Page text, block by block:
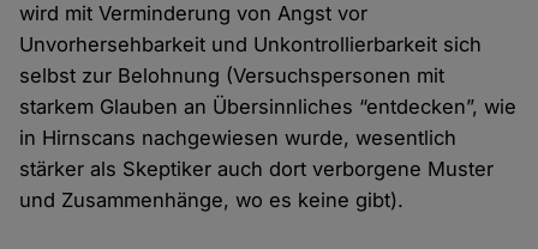
wird mit Verminderung von Angst vor
Unvorhersehbarkeit und Unkontrollierbarkeit sich
selbst zur Belohnung (Versuchspersonen mit
starkem Glauben an Übersinnliches “entdecken”, wie
in Hirnscans nachgewiesen wurde, wesentlich
stärker als Skeptiker auch dort verborgene Muster
und Zusammenhänge, wo es keine gibt).